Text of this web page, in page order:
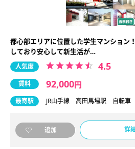
都心部エリアに位置した学生マンション
しており安心して新生活が…
人気度 4.5
賃料 92,000円
最寄駅 JR山手線 高田馬場駅 自転
追加 詳